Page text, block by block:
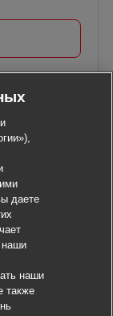
даете
наши
наши
также